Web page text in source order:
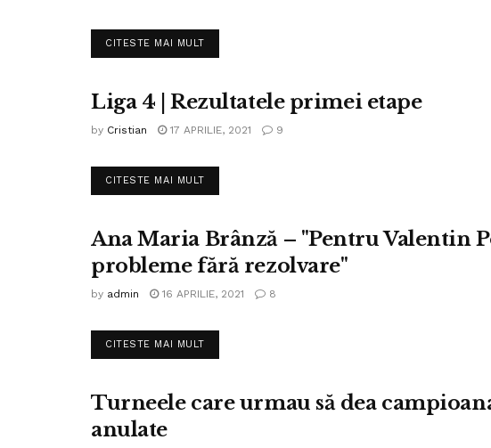
CITESTE MAI MULTDETAILS
FOTBAL LIGA IV
Liga 4 | Rezultatele primei etape
by Cristian 17 APRILIE, 2021 9
CITESTE MAI MULTDETAILS
FOTBAL LIGA IV
Ana Maria Brânză – "Pentru Valentin
probleme fără rezolvare"
by admin 16 APRILIE, 2021 8
CITESTE MAI MULTDETAILS
FOTBAL LIGA IV
Turneele care urmau să dea
anulate